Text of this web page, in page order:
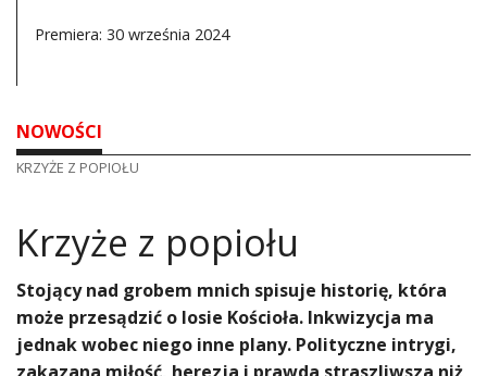
Premiera: 30 września 2024
NOWOŚCI
KRZYŻE Z POPIOŁU
Krzyże z popiołu
Stojący nad grobem mnich spisuje historię, która
może przesądzić o losie Kościoła. Inkwizycja ma
jednak wobec niego inne plany. Polityczne intrygi,